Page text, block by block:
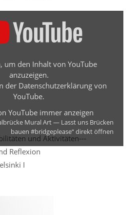
um den Inhalt von YouTube
anzuzeigen.
der Datenschutzerklärung von
YouTube.
YouTube immer anzeigen
Mural Art — Lasst uns Brücken
bauen #bridgeplease“ direkt öffnen
und Aktivitäten---
Reflexion
I